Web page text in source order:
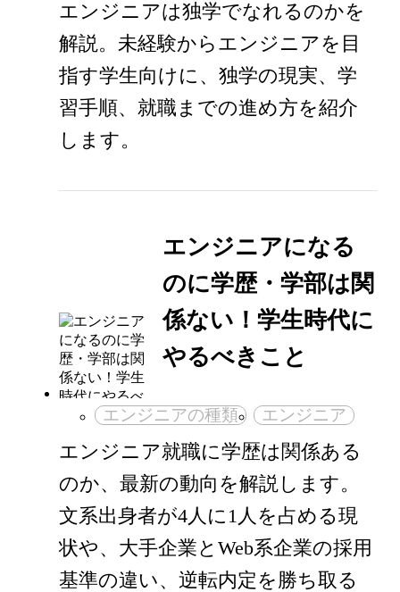
エンジニアは独学でなれるのかを
解説。未経験からエンジニアを目
指す学生向けに、独学の現実、学
習手順、就職までの進め方を紹介
します。
エンジニアになる
のに学歴・学部は関
係ない！学生時代に
やるべきこと
エンジニアの種類 エンジニア
エンジニア就職に学歴は関係ある
のか、最新の動向を解説します。
文系出身者が4人に1人を占める現
状や、大手企業とWeb系企業の採用
基準の違い、逆転内定を勝ち取る